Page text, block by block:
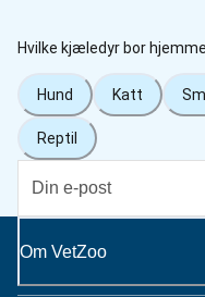
Hvilke kjæledyr bor
Hund Katt
Reptil
Om VetZoo